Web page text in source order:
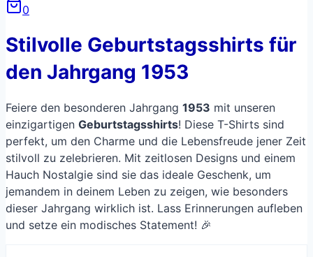
0
Stilvolle Geburtstagsshirts für
den Jahrgang 1953
Feiere den besonderen Jahrgang 1953 mit unseren
einzigartigen Geburtstagsshirts! Diese T-Shirts sind
perfekt, um den Charme und die Lebensfreude jener Zeit
stilvoll zu zelebrieren. Mit zeitlosen Designs und einem
Hauch Nostalgie sind sie das ideale Geschenk, um
jemandem in deinem Leben zu zeigen, wie besonders
dieser Jahrgang wirklich ist. Lass Erinnerungen aufleben
und setze ein modisches Statement! 🎉